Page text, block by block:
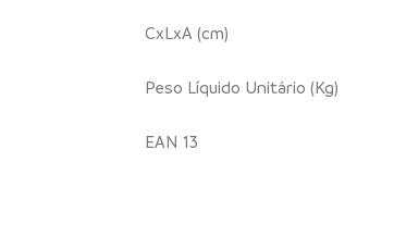
CxLxA (cm)
Peso Líquido Unitário (Kg)
EAN 13